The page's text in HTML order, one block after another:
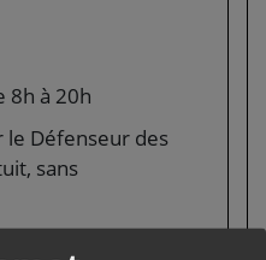
8h à 20h
le Défenseur des
sans